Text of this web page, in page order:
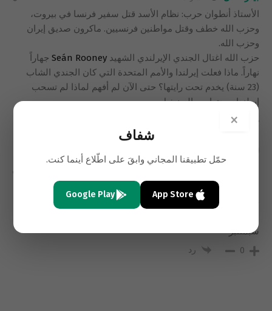
الأستاذ أنطوان حرب: نظام الأسد قتل سفير فرنسا في بيروت،
وحزب الله خطف وقتل مواطنين فرنسيين. ماكرون صديق إيران
وحزب الله.
حزب الله اغتال الجندي الإيرلندي الشهيد Seán Rooney جهاراً
نهاراً. ماذا فعلت إيرلندا والأمم المتحدة التي كان الجندي الشاب
(23 سنة) يخدم تحت رايتها؟ حتى الآن لم أفهم لماذا لم تسحب
إيرلندا وحدتها من اليونيفيل.
الاميركان لا يفروا ولا يهربوا انهم ياخذون
حقهم بهدوء وكل حنكة …أليس يكفي تدمير
سبمتنبر
0 رد
×
شفاف
حمّل تطبيقنا المجاني وابقَ على اطّلاع أينما كنت.
App Store
Google Play